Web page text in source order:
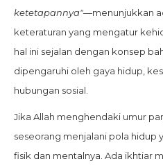
ketetapannya"—menunjukkan
keteraturan yang mengatur
hal ini sejalan dengan konsep
dipengaruhi oleh gaya hidup,
hubungan sosial.
Jika Allah menghendaki umur
seseorang menjalani pola hidup
fisik dan mentalnya. Ada ikhtiar